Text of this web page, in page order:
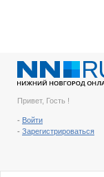
Привет, Гость !
- Войти
- Зарегистрироваться